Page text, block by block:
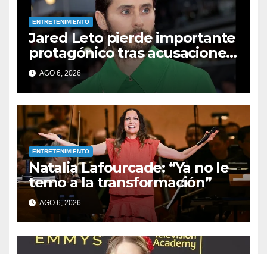
ENTRETENIMIENTO
Jared Leto pierde importante
protagónico tras acusaciones
de abuso: los detalles
AGO 6, 2026
ENTRETENIMIENTO
Natalia Lafourcade: “Ya no le
temo a la transformación”
AGO 6, 2026